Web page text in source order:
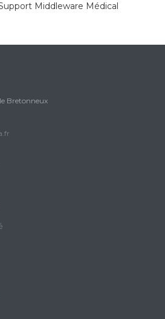
Middleware Médical
Bretonneux